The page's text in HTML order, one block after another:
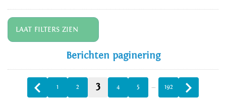
LAAT FILTERS ZIEN
Berichten paginering
1 2 3 4 5 … 192